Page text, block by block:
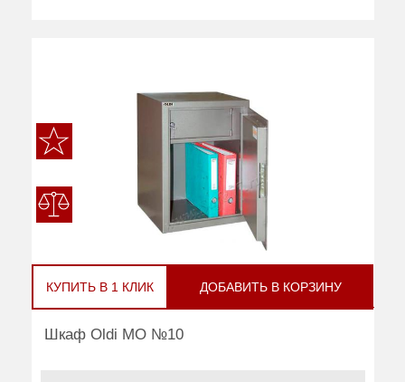
КУПИТЬ В 1 КЛИК ДОБАВИТЬ В КОРЗИНУ
Шкаф Oldi МО №10